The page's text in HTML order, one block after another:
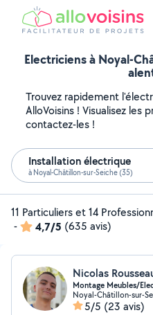
Electriciens à Noyal-
Trouvez rapidement
AlloVoisins ! Visualisez les
contactez-les !
Installation électrique
à Noyal-Châtillon-sur-Seiche (35)
11 Particuliers et 14
-
4,7/5 (635 avis)
Nicolas
Montage Meubles/
Noyal-Châtillon-sur-
5/5 (23 avis)